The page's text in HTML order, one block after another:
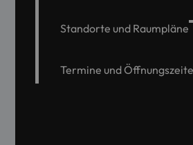
Standorte und Raumpläne
Termine und